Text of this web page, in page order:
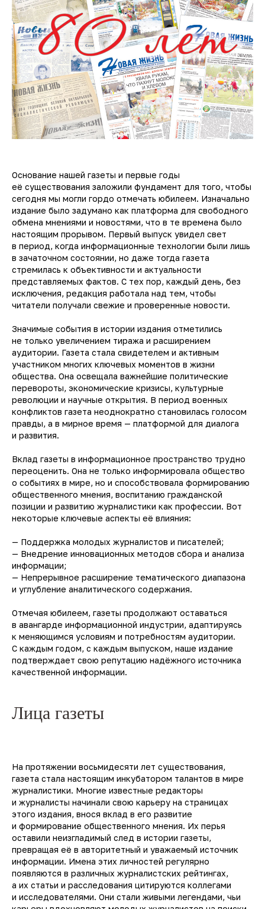
Основание нашей газеты и первые годы
её существования заложили фундамент для того, чтобы
сегодня мы могли гордо отмечать юбилеем. Изначально
издание было задумано как платформа для свободного
обмена мнениями и новостями, что в те времена было
настоящим прорывом. Первый выпуск увидел свет
в период, когда информационные технологии были лишь
в зачаточном состоянии, но даже тогда газета
стремилась к объективности и актуальности
представляемых фактов. С тех пор, каждый день, без
исключения, редакция работала над тем, чтобы
читатели получали свежие и проверенные новости.
Значимые события в истории издания отметились
не только увеличением тиража и расширением
аудитории. Газета стала свидетелем и активным
участником многих ключевых моментов в жизни
общества. Она освещала важнейшие политические
перевороты, экономические кризисы, культурные
революции и научные открытия. В период военных
конфликтов газета неоднократно становилась голосом
правды, а в мирное время — платформой для диалога
и развития.
Вклад газеты в информационное пространство трудно
переоценить. Она не только информировала общество
о событиях в мире, но и способствовала формированию
общественного мнения, воспитанию гражданской
позиции и развитию журналистики как профессии. Вот
некоторые ключевые аспекты её влияния:
— Поддержка молодых журналистов и писателей;
— Внедрение инновационных методов сбора и анализа
информации;
— Непрерывное расширение тематического диапазона
и углубление аналитического содержания.
Отмечая юбилеем, газеты продолжают оставаться
в авангарде информационной индустрии, адаптируясь
к меняющимся условиям и потребностям аудитории.
С каждым годом, с каждым выпуском, наше издание
подтверждает свою репутацию надёжного источника
качественной информации.
Лица газеты
На протяжении восьмидесяти лет существования,
газета стала настоящим инкубатором талантов в мире
журналистики. Многие известные редакторы
и журналисты начинали свою карьеру на страницах
этого издания, внося вклад в его развитие
и формирование общественного мнения. Их перья
оставили неизгладимый след в истории газеты,
превращая её в авторитетный и уважаемый источник
информации. Имена этих личностей регулярно
появляются в различных журналистских рейтингах,
а их статьи и расследования цитируются коллегами
и исследователями. Они стали живыми легендами, чьи